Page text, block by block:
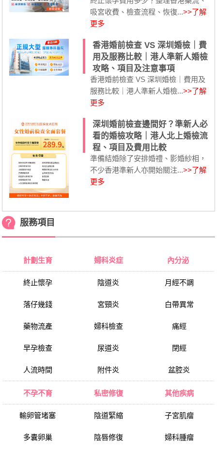
吸宮收費、檢查流程、恢復...>>了解
更多
香港婚前檢查 VS 深圳婚檢｜費
用及服務比較｜港人準新人婚檢
攻略、項目及注意事項
香港婚前檢查 VS 深圳婚檢｜費用及
服務比較｜港人準新人婚檢...>>了解
更多
深圳婚前檢查邊間好？準新人必
看的婚檢攻略｜港人北上婚檢流
程、項目及費用比較
準備結婚除了安排婚禮、影婚紗相，
不少香港準新人亦開始關注...>>了解
更多
服務項目
計劃生育
終止懷孕
落仔幾錢
藥物流產
早孕檢查
人流時間
婦科炎症
陰道炎
宮頸炎
婦科檢查
尿道炎
附件炎
內分泌
月經不調
白帶異常
痛經
閉經
盆腔炎
不孕不育
輸卵管堵塞
多囊卵巢
私密修復
陰道緊縮
陰唇修復
其他疾病
子宮肌瘤
婦科腫瘤